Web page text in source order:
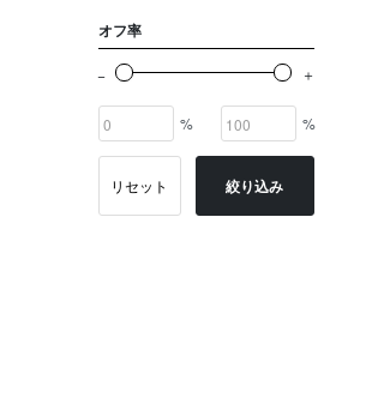
オフ率
% %
リセット 絞り込み